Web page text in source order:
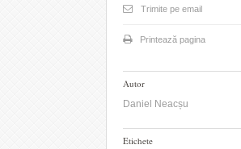
Trimite pe email
Printează pagina
Autor
Daniel Neacșu
Etichete